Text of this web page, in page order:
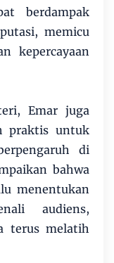
berdampak
memicu
kepercayaan
Emar juga
praktis untuk
di
bahwa
menentukan
audiens,
terus melatih